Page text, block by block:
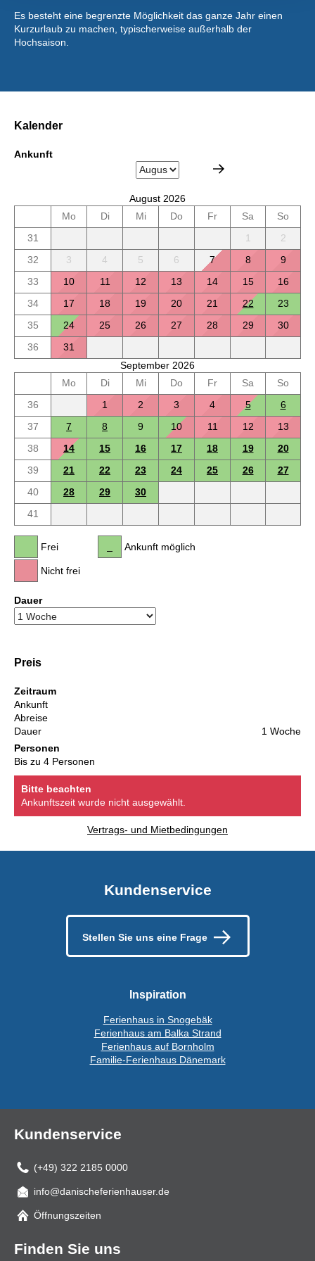
Es besteht eine begrenzte Möglichkeit das ganze Jahr einen
Kurzurlaub zu machen, typischerweise außerhalb der
Hochsaison.
Kalender
Ankunft
August 2026
Mo
Di Mi Do Fr Sa
So
31
1
2
32
3 4 5 6 7 8
9
33
10 11 12 13 14 15
16
34
17 18 19 20 21 22
23
35
24 25 26 27 28 29
30
36
31
September 2026
Mo
Di Mi Do Fr Sa
So
36
1 2 3 4 5
6
37
7 8 9 10 11 12
13
38
14 15 16 17 18 19
20
39
21 22 23 24 25 26
27
40
28 29
30
41
Frei
Nicht frei
Ankunft möglich
Dauer
Preis
Zeitraum
Ankunft
Abreise
Dauer
1 Woche
Personen
Bis zu 4 Personen
Bitte beachten
Ankunftszeit wurde nicht ausgewählt.
Vertrags- und Mietbedingungen
Kundenservice
Stellen Sie uns eine Frage
Inspiration
Ferienhaus in Snogebäk
Ferienhaus am Balka Strand
Ferienhaus auf Bornholm
Familie-Ferienhaus Dänemark
Kundenservice
(+49) 322 2185 0000
Mail
info@danischeferienhauser.de
Öffnungszeiten
Finden Sie uns